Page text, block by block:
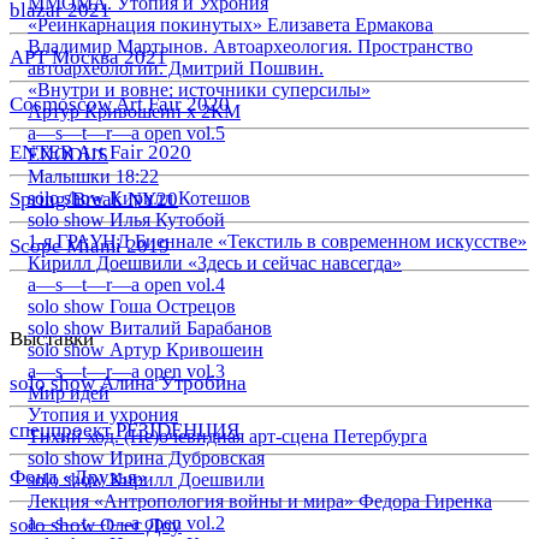
blazar 2021
АРТ Москва 2021
Cosmoscow Art Fair 2020
ENTER Art Fair 2020
Spring/Break NY20
Scope Miami 2019
Выставки
solo show Алина Утробина
спецпроект РЕЗIDЕНЦИЯ
Фонд «Друзья»
solo show Олег Доу
«Реинкарнация покинутых» Елизавета Ермакова
Владимир Мартынов. Автоархеология. Пространство
автоархеологии. Дмитрий Пошвин.
«Внутри и вовне: источники суперсилы»
Артур Кривошеин х 2КМ
a—s—t—r—a open vol.5
EXODUS
Малышки 18:22
solo show Кирилл Котешов
solo show Илья Кутобой
1-я ГРАУНД Биеннале «Текстиль в современном искусстве»
Кирилл Доешвили «Здесь и сейчас навсегда»
a—s—t—r—a open vol.4
solo show Гоша Острецов
solo show Виталий Барабанов
solo show Артур Кривошеин
a—s—t—r—a open vol.3
Мир идей
Утопия и ухрония
Тихий ход. (Не)очевидная арт-сцена Петербурга
solo show Ирина Дубровская
solo show Кирилл Доешвили
Лекция «Антропология войны и мира» Федора Гиренка
a—s—t—r—a open vol.2